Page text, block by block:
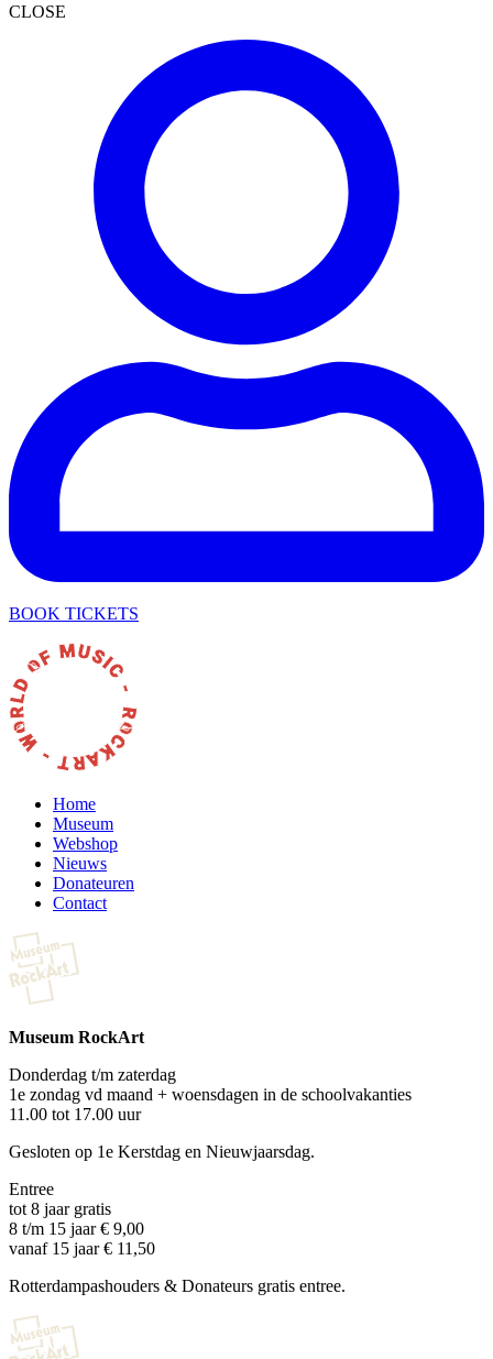
CLOSE
BOOK TICKETS
Home
Museum
Webshop
Nieuws
Donateuren
Contact
Museum RockArt
Donderdag t/m zaterdag
1e zondag vd maand + woensdagen in de schoolvakanties
11.00 tot 17.00 uur
Gesloten op 1e Kerstdag en Nieuwjaarsdag.
Entree
tot 8 jaar gratis
8 t/m 15 jaar € 9,00
vanaf 15 jaar € 11,50
Rotterdampashouders & Donateurs gratis entree.